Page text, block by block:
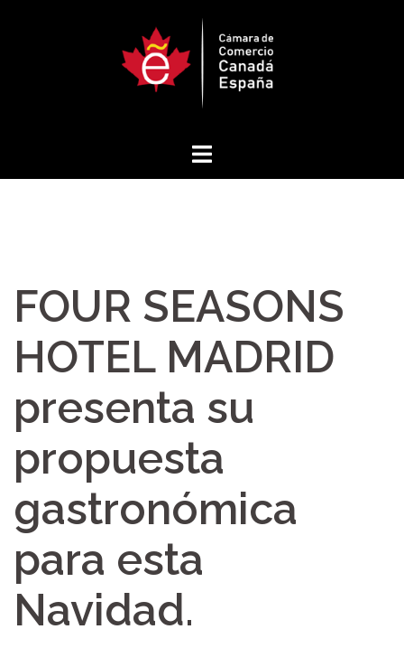
FOUR SEASONS
HOTEL MADRID
presenta su
propuesta
gastronómica
para esta
Navidad.